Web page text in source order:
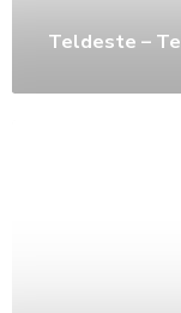
Teldeste –